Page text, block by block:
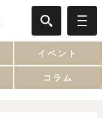
イベント
コラム